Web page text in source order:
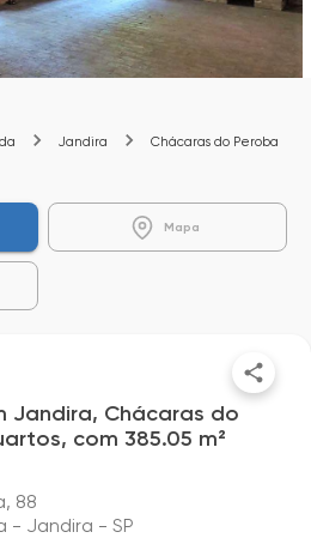
Jandira
Chácaras do Peroba
Mapa
Jandira, Chácaras do
com 385.05 m²
88
- Jandira - SP